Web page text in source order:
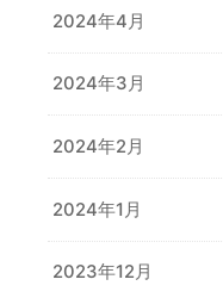
2024年4月
2024年3月
2024年2月
2024年1月
2023年12月